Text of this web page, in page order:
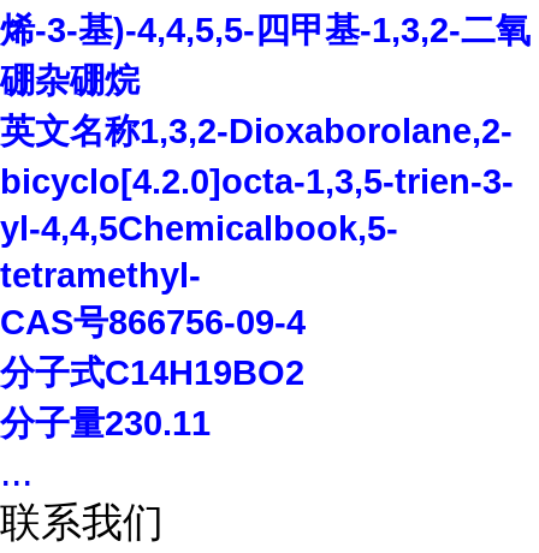
烯-3-基)-4,4,5,5-四甲基-1,3,2-二氧
硼杂硼烷
英文名称1,3,2-Dioxaborolane,2-
bicyclo[4.2.0]octa-1,3,5-trien-3-
yl-4,4,5Chemicalbook,5-
tetramethyl-
CAS号866756-09-4
分子式C14H19BO2
分子量230.11
...
联系我们